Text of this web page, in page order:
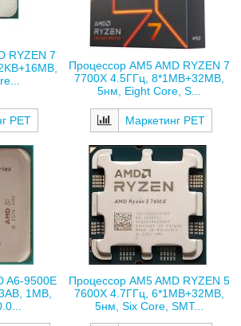
RYZEN 7
РЕТ
Процессор AM5 AMD RYZEN 7
7700X 4.5ГГц, 8*1MB+32MB,
5нм, Eight Core, S...
Маркетинг РЕТ
A6-9500E
1MB,
Процессор AM5 AMD RYZEN 5
7600X 4.7ГГц, 6*1MB+32MB,
5нм, Six Core, SMT...